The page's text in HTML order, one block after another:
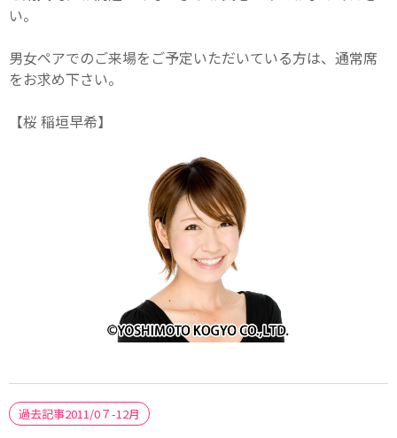
い。
男女ペアでのご来場をご予定いただいている方は、通常席
をお求め下さい。
【桜 稲垣早希】
過去記事2011/0７-12月